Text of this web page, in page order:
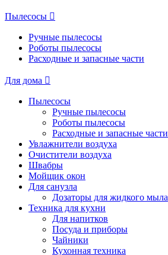
Пылесосы
Ручные пылесосы
Роботы пылесосы
Расходные и запасные части
Для дома
Пылесосы
Ручные пылесосы
Роботы пылесосы
Расходные и запасные части
Увлажнители воздуха
Очистители воздуха
Швабры
Мойщик окон
Для санузла
Дозаторы для жидкого мыла
Техника для кухни
Для напитков
Посуда и приборы
Чайники
Кухонная техника